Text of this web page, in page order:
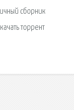
сборник
торрент